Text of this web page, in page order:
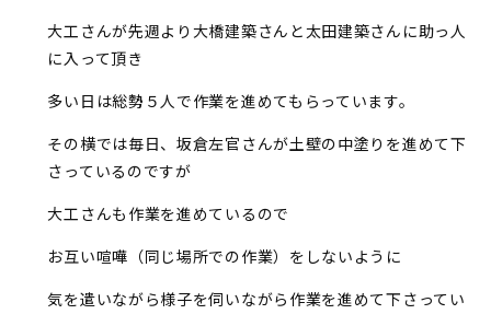
大工さんが先週より大橋建築さんと太田建築さんに助っ人
に入って頂き
多い日は総勢５人で作業を進めてもらっています。
その横では毎日、坂倉左官さんが土壁の中塗りを進めて下
さっているのですが
大工さんも作業を進めているので
お互い喧嘩（同じ場所での作業）をしないように
気を遣いながら様子を伺いながら作業を進めて下さってい